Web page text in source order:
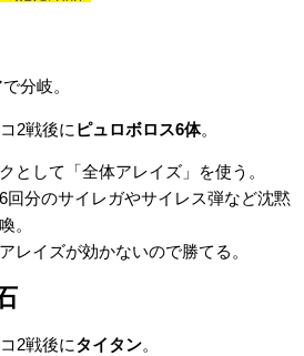
分岐。
2戦後に ピュロボロス6体。
として「全体アレイズ」を使う。
回分のサイレガやサイレス弾など沈黙
。
レイズが効かないので勝てる。
2戦後にタイタン。